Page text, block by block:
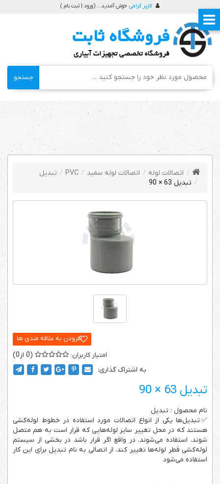
کاربر گرامی خوش آمدید ... (ورود | ثبت نام )
جستجو
اتصالات لوله اتصالات لوله سفید PVC
تبدیل
تبدیل 63 × 90
0
0
به اشتراک گذاری:
تبدیل 63 × 90
نام محصول : تبدیل
✅تبدیل‌ها یکی از انواع اتصالات مورد استفاده در خطوط لوله‌کشی
هستند که در محل تغییر سایز لوله‌هایی که قرار است به هم متصل
شوند، استفاده می‌شوند. در واقع اگر قرار باشد در بخشی از سیستم
لوله‌کشی قطر لوله‌ها تغییر کند، از اتصالی به نام تبدیل برای این کار
استفاده می‌شود